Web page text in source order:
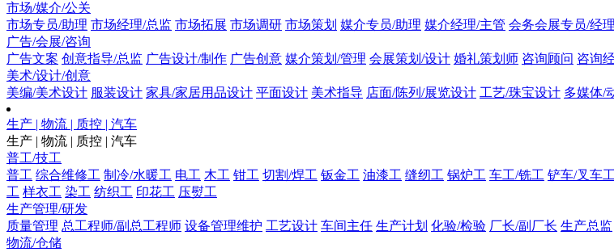
市场/媒介/公关
市场专员/助理 市场经理/总监 市场拓展 市场调研 市场策划 媒介专员/助理 媒介经理/主管 会务会展专员/经理
广告/会展/咨询
广告文案 创意指导/总监 广告设计/制作 广告创意 媒介策划/管理 会展策划/设计 婚礼策划师 咨询顾问 咨询
美术/设计/创意
美编/美术设计 服装设计 家具/家居用品设计 平面设计 美术指导 店面/陈列/展览设计 工艺/珠宝设计 多媒体/
生产 | 物流 | 质控 | 汽车
生产 | 物流 | 质控 | 汽车
普工/技工
普工 综合维修工 制冷/水暖工 电工 木工 钳工 切割/焊工 钣金工 油漆工 缝纫工 锅炉工 车工/铣工 铲车/叉车工
工 样衣工 染工 纺织工 印花工 压熨工
生产管理/研发
质量管理 总工程师/副总工程师 设备管理维护 工艺设计 车间主任 生产计划 化验/检验 厂长/副厂长 生产总监
物流/仓储